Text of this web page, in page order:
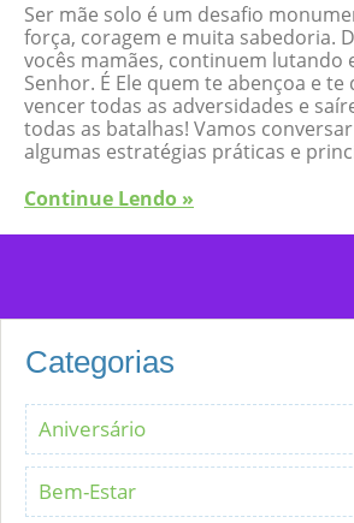
Ser mãe solo é um desafio
força, coragem e muita sabedoria.
vocês mamães, continuem lutando
Senhor. É Ele quem te abençoa e te
vencer todas as adversidades e
todas as batalhas! Vamos
algumas estratégias práticas e
Continue Lendo »
Categorias
Aniversário
Bem-Estar